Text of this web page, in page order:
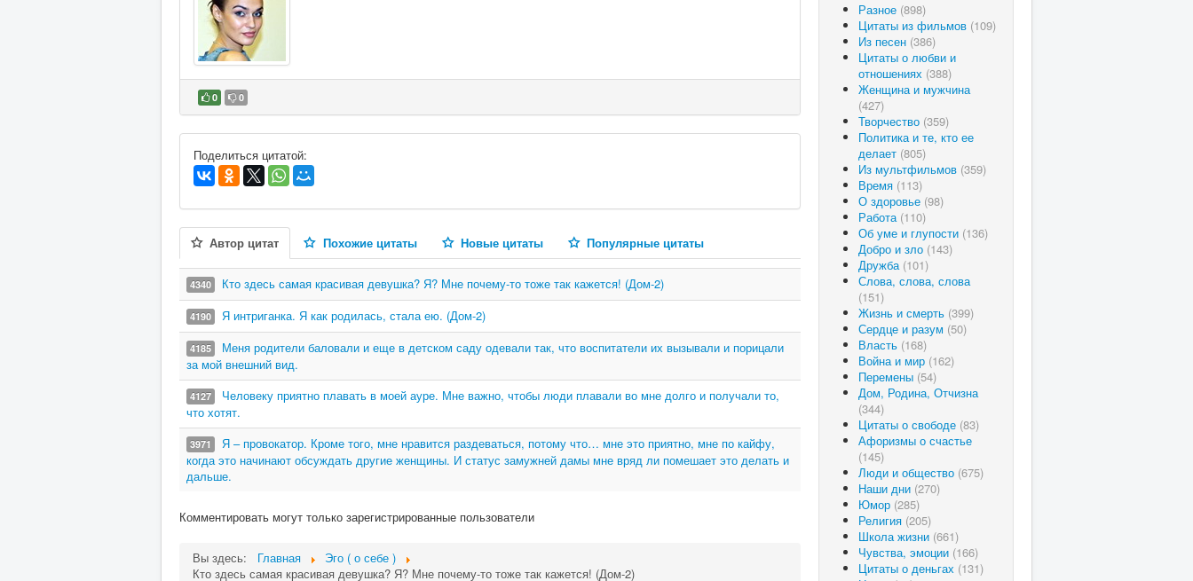
0 0
В избранное
Поделиться цитатой:
Автор цитат Похожие цитаты Новые цитаты Популярные цитаты
4340 Кто здесь самая красивая девушка? Я? Мне почему-то тоже так кажется! (Дом-2)
4190 Я интриганка. Я как родилась, стала ею. (Дом-2)
4185
Меня родители баловали и еще в детском саду одевали так, что воспитатели их вызывали и порицали
за мой внешний вид.
4127
Человеку приятно плавать в моей ауре. Мне важно, чтобы люди плавали во мне долго и получали то,
что хотят.
3971
Я – провокатор. Кроме того, мне нравится раздеваться, потому что… мне это приятно, мне по кайфу,
когда это начинают обсуждать другие женщины. И статус замужней дамы мне вряд ли помешает это делать и
дальше.
Комментировать могут только зарегистрированные пользователи
Вы здесь: Главная
Эго ( о себе )
Кто здесь самая красивая девушка? Я? Мне почему-то тоже так кажется! (Дом-2)
Разное (898)
Цитаты из фильмов (109)
Из песен (386)
Цитаты о любви и
отношениях (388)
Женщина и мужчина
(427)
Творчество (359)
Политика и те, кто ее
делает (805)
Из мультфильмов (359)
Время (113)
О здоровье (98)
Работа (110)
Об уме и глупости (136)
Добро и зло (143)
Дружба (101)
Слова, слова, слова
(151)
Жизнь и смерть (399)
Сердце и разум (50)
Власть (168)
Война и мир (162)
Перемены (54)
Дом, Родина, Отчизна
(344)
Цитаты о свободе (83)
Афоризмы о счастье
(145)
Люди и общество (675)
Наши дни (270)
Юмор (285)
Религия (205)
Школа жизни (661)
Чувства, эмоции (166)
Цитаты о деньгах (131)